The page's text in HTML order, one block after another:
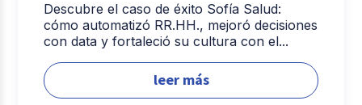
Descubre el caso de éxito Sofía Salud:
cómo automatizó RR.HH., mejoró decisiones
con data y fortaleció su cultura con el...
leer más